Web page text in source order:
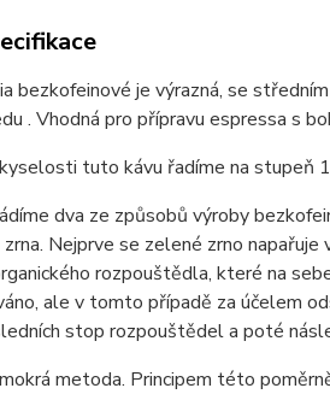
bezkofeinové je výrazná, se
. Vhodná pro přípravu espressa s
tuto kávu řadíme na stupeň
dva ze způsobů výroby
Nejprve se zelené zrno
rozpouštědla, které na
ale v tomto případě za účelem
stop rozpouštědel a poté
metoda. Principem této